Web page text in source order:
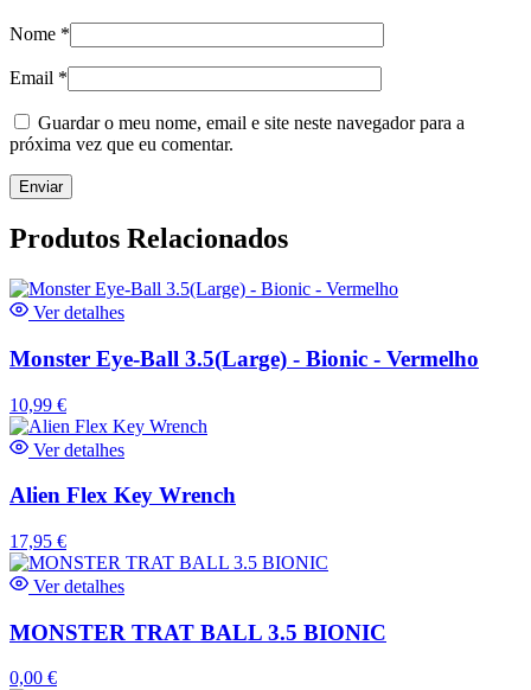
Nome *
Email *
Guardar o meu nome, email e site neste navegador para a
próxima vez que eu comentar.
Produtos Relacionados
Ver detalhes
Monster Eye-Ball 3.5(Large) - Bionic - Vermelho
10,99 €
Ver detalhes
Alien Flex Key Wrench
17,95 €
Ver detalhes
MONSTER TRAT BALL 3.5 BIONIC
0,00 €